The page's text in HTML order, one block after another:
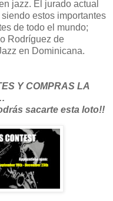
jazz. El jurado actual
estos importantes
de todo el mundo;
Rodríguez de
en Dominicana.
Y COMPRAS LA
sacarte esta loto!!